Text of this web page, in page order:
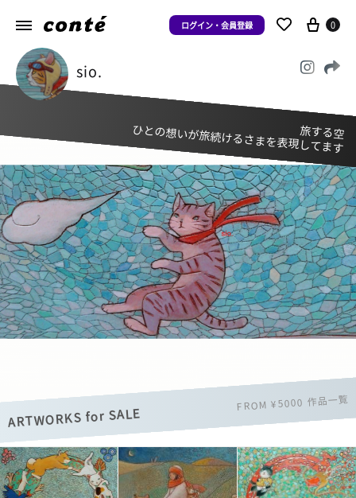
ログイン・会員登録 0
sio.
旅する空
ひとの想いが旅続けるさまを表現してます
ARTWORKS for SALE
FROM ¥5000 作品一覧